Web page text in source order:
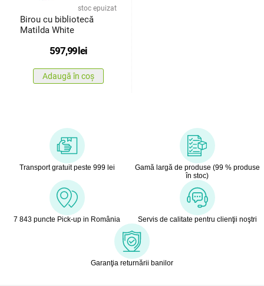
stoc epuizat
Birou cu bibliotecă
Matilda White
597,99lei
Adaugă în coș
Transport gratuit peste 999 lei
Gamă largă de produse (99 % produse
în stoc)
7 843 puncte Pick-up in România Servis de calitate pentru clienţii noştri
Garanţia returnării banilor